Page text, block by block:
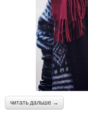
читать дальше →